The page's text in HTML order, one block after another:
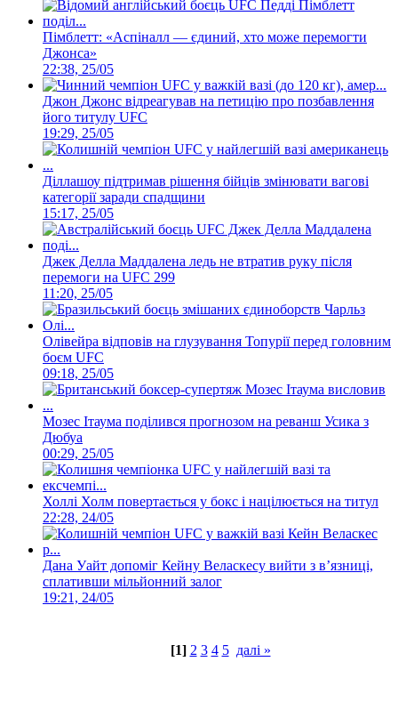
Пімблетт: «Аспіналл — єдиний, хто може перемогти
Джонса»
22:38, 25/05
Джон Джонс відреагував на петицію про позбавлення
його титулу UFC
19:29, 25/05
Діллашоу підтримав рішення бійців змінювати вагові
категорії заради спадщини
15:17, 25/05
Джек Делла Маддалена ледь не втратив руку після
перемоги на UFC 299
11:20, 25/05
Олівейра відповів на глузування Топурії перед головним
боєм UFC
09:18, 25/05
Мозес Ітаума поділився прогнозом на реванш Усика з
Дюбуа
00:29, 25/05
Холлі Холм повертається у бокс і націлюється на титул
22:28, 24/05
Дана Уайт допоміг Кейну Веласкесу вийти з в’язниці,
сплативши мільйонний залог
19:21, 24/05
[1] 2 3 4 5 далі »